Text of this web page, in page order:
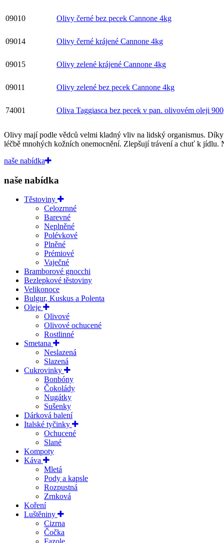
09010 Olivy černé bez pecek Cannone 4kg
09014 Olivy černé krájené Cannone 4kg
09015 Olivy zelené krájené Cannone 4kg
09011 Olivy zelené bez pecek Cannone 4kg
74001 Oliva Taggiasca bez pecek v pan. olivovém oleji
Olivy mají podle vědců velmi kladný vliv na lidský organismus.
léčbě mnohých kožních onemocnění. Zlepšují trávení a chuť k
naše nabídka
naše nabídka
Těstoviny
Celozrnné
Barevné
Neplněné
Polévkové
Plněné
Prémiové
Vaječné
Bramborové gnocchi
Bezlepkové těstoviny
Velikonoce
Bulgur, Kuskus a Polenta
Oleje
Olivové
Olivové ochucené
Rostlinné
Smetana
Neslazená
Slazená
Cukrovinky
Bonbóny
Čokolády
Nugátky
Sušenky
Dárková balení
Italské tyčinky
Ochucené
Slané
Kompoty
Káva
Mletá
Pody a kapsle
Rozpustná
Zrnková
Koření
Luštěniny
Cizrna
Čočka